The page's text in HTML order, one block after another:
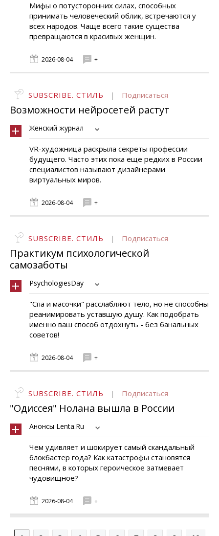
Мифы о потусторонних силах, способных
принимать человеческий облик, встречаются у
всех народов. Чаще всего такие существа
превращаются в красивых женщин.
2026-08-04 +
SUBSCRIBE. СТИЛЬ | Подписаться
Возможности нейросетей растут
Женский журнал
VR-художница раскрыла секреты профессии
будущего. Часто этих пока еще редких в России
специалистов называют дизайнерами
виртуальных миров.
2026-08-04 +
SUBSCRIBE. СТИЛЬ | Подписаться
Практикум психологической
самозаботы
PsychologiesDay
"Спа и масочки" расслабляют тело, но не способны
реанимировать уставшую душу. Как подобрать
именно ваш способ отдохнуть - без банальных
советов!
2026-08-04 +
SUBSCRIBE. СТИЛЬ | Подписаться
"Одиссея" Нолана вышла в России
Анонсы Lenta.Ru
Чем удивляет и шокирует самый скандальный
блокбастер года? Как катастрофы становятся
песнями, в которых героическое затмевает
чудовищное?
2026-08-04 +